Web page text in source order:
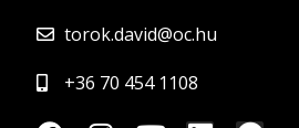
torok.david@oc.hu
+36 70 454 1108